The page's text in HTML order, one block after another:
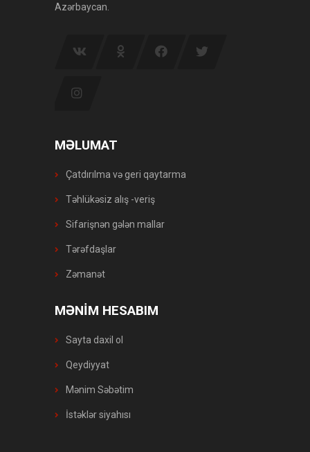
Azərbaycan.
MƏLUMAT
Çatdırılma və geri qaytarma
Təhlükəsiz alış -veriş
Sifarişnən gələn mallar
Tərəfdaşlar
Zəmanət
MƏNİM HESABIM
Sayta daxil ol
Qeydiyyat
Mənim Səbətim
İstəklər siyahısı